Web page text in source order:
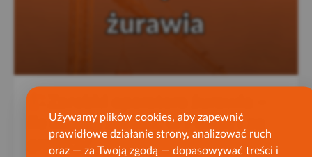
Używamy plików cookies, aby zapewnić
prawidłowe działanie strony, analizować ruch
oraz — za Twoją zgodą — dopasowywać treści i
ile można zarobić w Polsce i za
granicą?